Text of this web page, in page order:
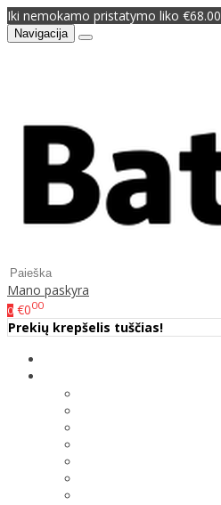
Iki nemokamo pristatymo liko €68.00
Navigacija
Mano paskyra
0 €000
Prekių krepšelis tuščias!